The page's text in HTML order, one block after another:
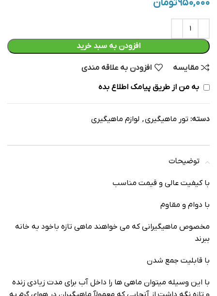
۹۵۰,۰۰۰تومان
افزودن به سبد خرید
مقایسه افزودن به علاقه مندی
به من از طریق پیامک اطلاع بده
دسته: تور ماهیگیری, لوازم ماهیگیری
توضیحات
با کیفیت عالی و قیمت مناسب
با دوام و مقاوم
مخصوص ماهیگیرانی که می خواهند ماهی تازه باخود به خانه
ببرند
با قابلیت جمع شدن
با این وسیله میتوان ماهی ها را داخل آب برای مدت زیادی زنده